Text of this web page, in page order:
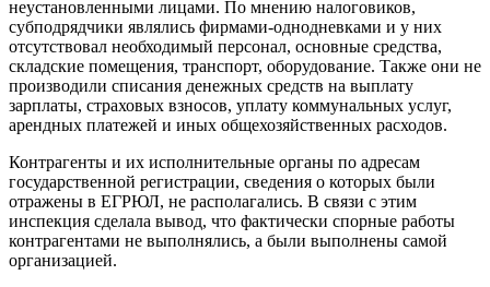
неустановленными лицами. По мнению налоговиков,
субподрядчики являлись фирмами-однодневками и у них
отсутствовал необходимый персонал, основные средства,
складские помещения, транспорт, оборудование. Также они не
производили списания денежных средств на выплату
зарплаты, страховых взносов, уплату коммунальных услуг,
арендных платежей и иных общехозяйственных расходов.
Контрагенты и их исполнительные органы по адресам
государственной регистрации, сведения о которых были
отражены в ЕГРЮЛ, не располагались. В связи с этим
инспекция сделала вывод, что фактически спорные работы
контрагентами не выполнялись, а были выполнены самой
организацией.